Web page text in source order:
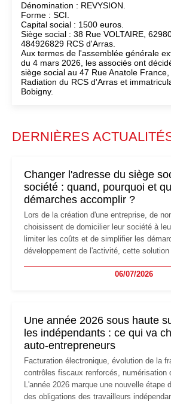
Dénomination : REVYSION.
Forme : SCI.
Capital social : 1500 euros.
Siège social : 38 Rue VOLTAIRE,
484926829 RCS d'Arras.
Aux termes de l'assemblée générale
du 4 mars 2026, les associés ont
siège social au 47 Rue Anatole France,
Radiation du RCS d'Arras et
Bobigny.
DERNIÈRES
Changer l'adresse du siège
société : quand, pourquoi et
démarches accomplir ?
Lors de la création d'une entreprise, de
choisissent de domicilier leur société à
limiter les coûts et de simplifier les
développement de l'activité, cette
professionnels, recrutement, image de
06/07/2026
Une année 2026 sous haute
les indépendants : ce qui va
auto-entrepreneurs
Facturation électronique, évolution de la
contrôles fiscaux renforcés,
L'année 2026 marque une nouvelle étape
des obligations des travailleurs